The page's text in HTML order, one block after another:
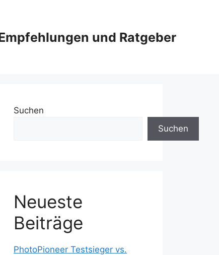
und Ratgeber
Suchen
Suchen
Neueste
Beiträge
PhotoPioneer Testsieger vs.